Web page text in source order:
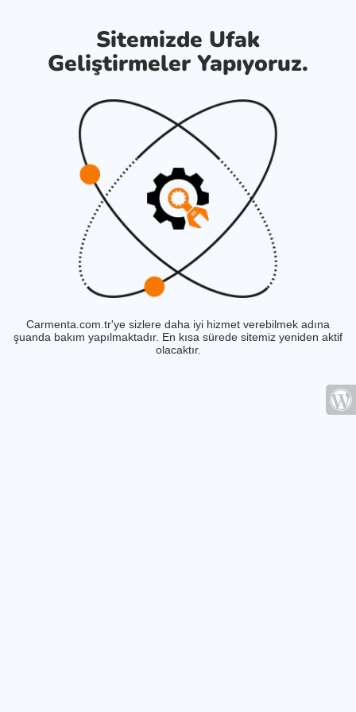
Sitemizde Ufak
Geliştirmeler Yapıyoruz.
Carmenta.com.tr'ye sizlere daha iyi hizmet verebilmek adına
şuanda bakım yapılmaktadır. En kısa sürede sitemiz yeniden aktif
olacaktır.